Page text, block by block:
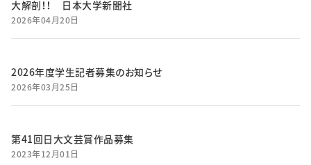
大解剖！！ 日本大学新聞社
2026年04月20日
2026年度学生記者募集のお知らせ
2026年03月25日
第41回日大文芸賞作品募集
2023年12月01日